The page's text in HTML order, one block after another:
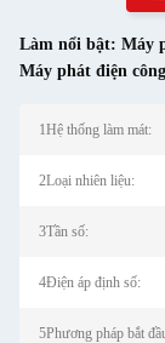
Làm nổi bật: Máy
Máy phát điện
1Hệ thống làm mát:
2Loại nhiên liệu:
3Tần số:
4Điện áp định số:
5Phương pháp bắt